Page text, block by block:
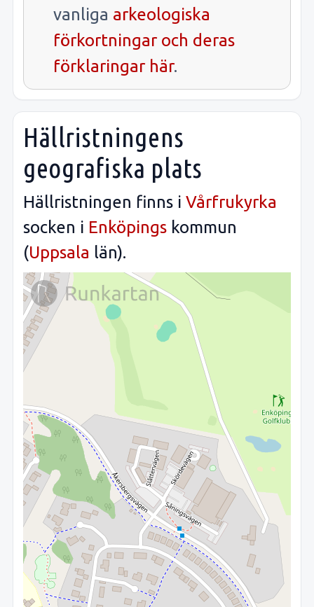
vanliga arkeologiska
förkortningar och deras
förklaringar här.
Hällristningens
geografiska plats
Hällristningen finns i Vårfrukyrka
socken i Enköpings kommun
(Uppsala län).